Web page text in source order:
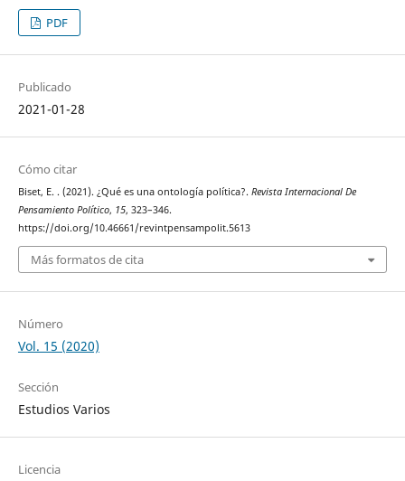
PDF
Publicado
2021-01-28
Cómo citar
Biset, E. . (2021). ¿Qué es una ontología política?. Revista Internacional De
Pensamiento Político, 15, 323–346.
https://doi.org/10.46661/revintpensampolit.5613
Más formatos de cita
Número
Vol. 15 (2020)
Sección
Estudios Varios
Licencia